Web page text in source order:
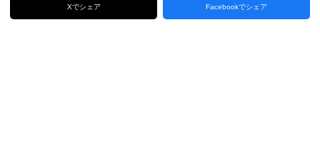
Xでシェア Facebookでシェア